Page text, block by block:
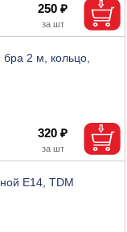
250 ₽
2 м, кольцо,
320 ₽
Е14, TDM